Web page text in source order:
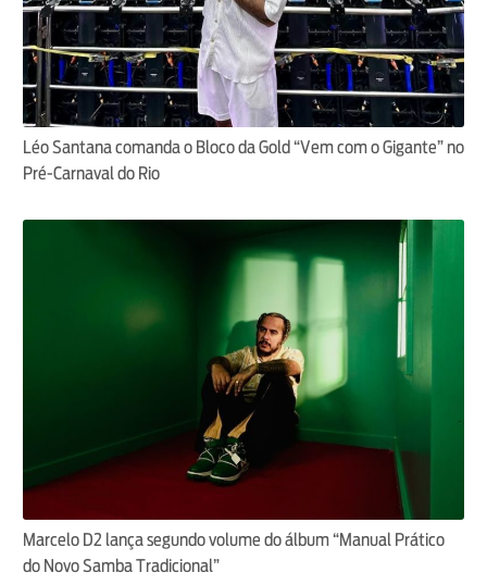
Léo Santana comanda o Bloco da Gold “Vem com o Gigante” no
Pré-Carnaval do Rio
Marcelo D2 lança segundo volume do álbum “Manual Prático
do Novo Samba Tradicional”